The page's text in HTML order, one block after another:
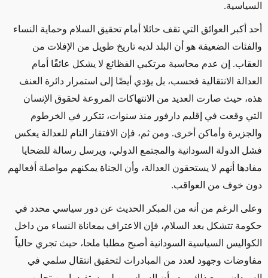
السياسية.
أحد أكبر العوائق التي تقف حائلا أمام تحقيق السلام وحماية النساء
والفئات الضعيفة هو أن البلد لديه تاريخ طويل من الإفلات من
العقاب. إن عدم محاسبة مرتكبي الفظائع لا يشكل عائقًا أمام
العدالة الانتقالية فحسب، بل يؤدي أيضًا إلى استمرار دائرة العنف
هذه، حيث صارت العديد من الانتهاكات المروعة لحقوق الإنسان
التي وقعت في إقليم دارفور منذ سنوات، تتكرر في الخرطوم
والجزيرة وأماكن أخرى. ومن ثم، فإن الافتقار التام للعدالة يعكس
فشل الدولة السودانية والمجتمع الدولي، ويرسل رسالة للضحايا
مفادها أنهم لا يستحقون العدالة، وأن الجناة يمكنهم مواصلة أفعالهم
دون خوف من العواقب.
وعلى الرغم من أنه من المبكر الحديث عن دور سياسي محدد في
حكومة تتشكل بعد السلام، فإن الاعتراف بمعاناة النساء من داخل
الكواليس السياسية السودانية أصبح مطلبا ملحا، حيث تجري حالياً
مفاوضات وجهود لعدد من المبادرات لتحقيق انتقال سلمي في